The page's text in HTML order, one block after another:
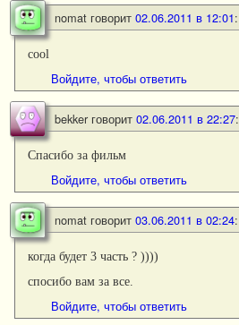
nomat говорит 02.06.2011 в 12:01:
cool
Войдите, чтобы ответить
bekker говорит 02.06.2011 в 22:27:
Спасибо за фильм
Войдите, чтобы ответить
nomat говорит 03.06.2011 в 02:24:
когда будет 3 часть ? ))))
спосибо вам за все.
Войдите, чтобы ответить